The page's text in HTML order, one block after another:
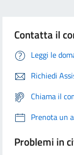
Contatta il
Leggi le
Richiedi
Chiama il
Prenota un
Problemi in